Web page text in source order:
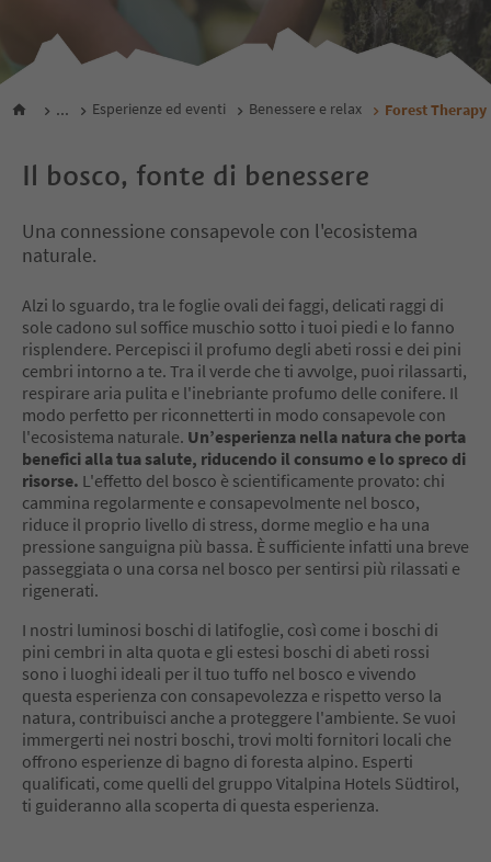
... Esperienze ed eventi Benessere e relax Forest Therapy
Il bosco, fonte di benessere
Una connessione consapevole con l'ecosistema
naturale.
Alzi lo sguardo, tra le foglie ovali dei faggi, delicati raggi di
sole cadono sul soffice muschio sotto i tuoi piedi e lo fanno
risplendere. Percepisci il profumo degli abeti rossi e dei pini
cembri intorno a te. Tra il verde che ti avvolge, puoi rilassarti,
respirare aria pulita e l'inebriante profumo delle conifere. Il
modo perfetto per riconnetterti in modo consapevole con
l'ecosistema naturale. Un’esperienza nella natura che porta
benefici alla tua salute, riducendo il consumo e lo spreco di
risorse. L'effetto del bosco è scientificamente provato: chi
cammina regolarmente e consapevolmente nel bosco,
riduce il proprio livello di stress, dorme meglio e ha una
pressione sanguigna più bassa. È sufficiente infatti una breve
passeggiata o una corsa nel bosco per sentirsi più rilassati e
rigenerati.
I nostri luminosi boschi di latifoglie, così come i boschi di
pini cembri in alta quota e gli estesi boschi di abeti rossi
sono i luoghi ideali per il tuo tuffo nel bosco e vivendo
questa esperienza con consapevolezza e rispetto verso la
natura, contribuisci anche a proteggere l'ambiente. Se vuoi
immergerti nei nostri boschi, trovi molti fornitori locali che
offrono esperienze di bagno di foresta alpino. Esperti
qualificati, come quelli del gruppo Vitalpina Hotels Südtirol,
ti guideranno alla scoperta di questa esperienza.